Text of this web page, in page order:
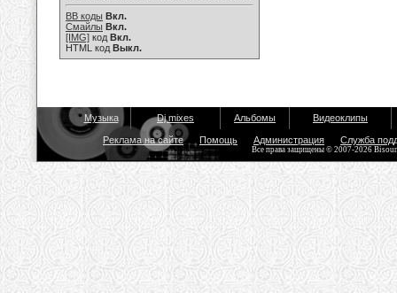
BB коды Вкл.
Смайлы Вкл.
[IMG] код Вкл.
HTML код Выкл.
Музыка Dj mixes Альбомы Видеоклипы
Реклама на сайте Помощь Администрация Служба
Все права защищены © 2007-2026